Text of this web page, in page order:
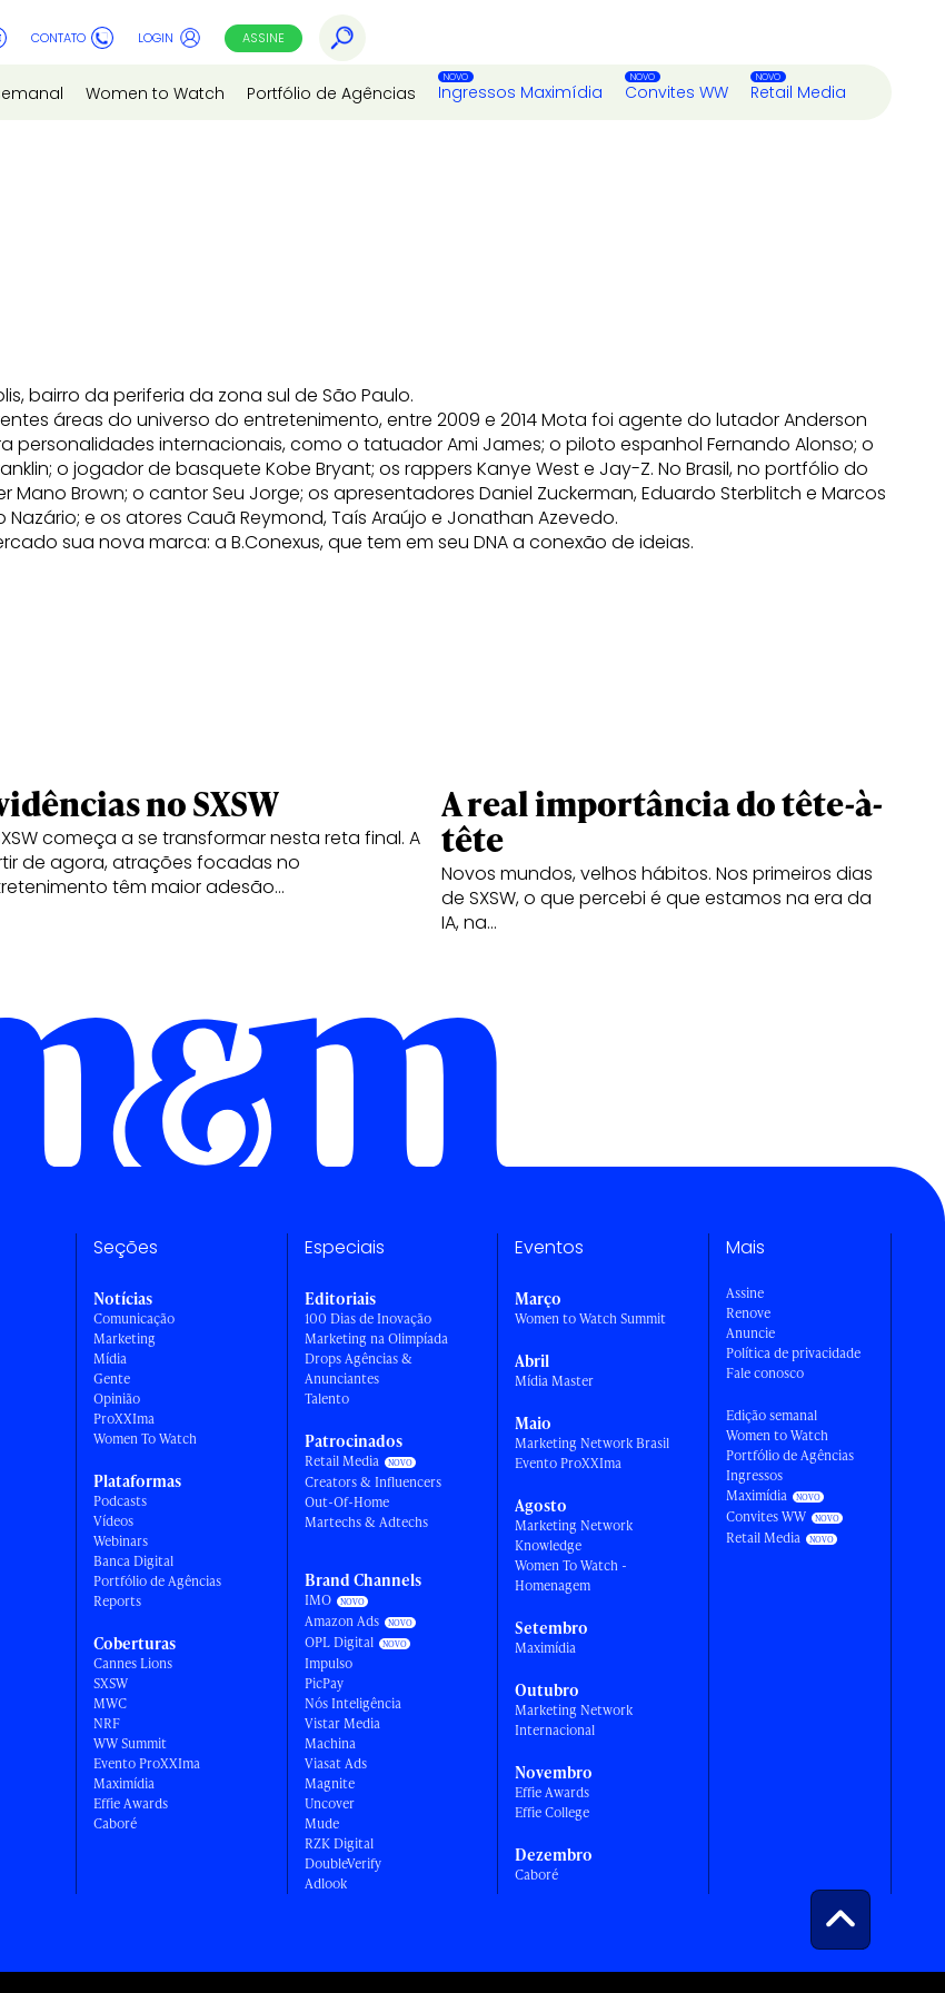
CONTATO LOGIN ASSINE
Women to Watch Portfólio de Agências Ingressos Maximídia Convites WW Retail Media
bairro da periferia da zona sul de São Paulo.
áreas do universo do entretenimento, entre 2009 e 2014 Mota foi agente do lutador Anderson
personalidades internacionais, como o tatuador Ami James; o piloto espanhol Fernando Alonso; o
o jogador de basquete Kobe Bryant; os rappers Kanye West e Jay-Z. No Brasil, no portfólio do
Brown; o cantor Seu Jorge; os apresentadores Daniel Zuckerman, Eduardo Sterblitch e Marcos
Nazário; e os atores Cauã Reymond, Taís Araújo e Jonathan Azevedo.
sua nova marca: a B.Conexus, que tem em seu DNA a conexão de ideias.
no SXSW
começa a se transformar nesta reta final. A
de agora, atrações focadas no
têm maior adesão…
A real importância do tête-à-
tête
Novos mundos, velhos hábitos. Nos primeiros dias
de SXSW, o que percebi é que estamos na era da
IA, na…
Seções
Notícias
Comunicação
Marketing
Mídia
Gente
Opinião
ProXXIma
Women To Watch
Plataformas
Podcasts
Vídeos
Webinars
Banca Digital
Portfólio de Agências
Reports
Coberturas
Cannes Lions
SXSW
MWC
NRF
WW Summit
Evento ProXXIma
Maximídia
Effie Awards
Caboré
Especiais
Editoriais
100 Dias de Inovação
Marketing na Olimpíada
Drops Agências &
Anunciantes
Talento
Patrocinados
Retail Media
Creators & Influencers
Out-Of-Home
Martechs & Adtechs
Brand Channels
IMO
Amazon Ads
OPL Digital
Impulso
PicPay
Nós Inteligência
Vistar Media
Machina
Viasat Ads
Magnite
Uncover
Mude
RZK Digital
DoubleVerify
Adlook
Eventos
Março
Women to Watch Summit
Abril
Mídia Master
Maio
Marketing Network Brasil
Evento ProXXIma
Agosto
Marketing Network
Knowledge
Women To Watch -
Homenagem
Setembro
Maximídia
Outubro
Marketing Network
Internacional
Novembro
Effie Awards
Effie College
Dezembro
Caboré
Mais
Assine
Renove
Anuncie
Política de privacidade
Fale conosco
Edição semanal
Women to Watch
Portfólio de Agências
Ingressos
Maximídia
Convites WW
Retail Media